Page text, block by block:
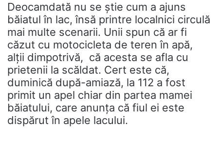
Deocamdată nu se știe cum a ajuns
băiatul în lac, însă printre localnici circulă
mai multe scenarii. Unii spun că ar fi
căzut cu motocicleta de teren în apă,
alții dimpotrivă, că acesta se afla cu
prietenii la scăldat. Cert este că,
duminică după-amiază, la 112 a fost
primit un apel chiar din partea mamei
băiatului, care anunța că fiul ei este
dispărut în apele lacului.